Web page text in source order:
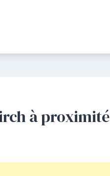
à proximité